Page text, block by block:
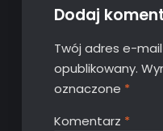
Dodaj
Twój adres e-
opublikowany.
oznaczone *
Komentarz *